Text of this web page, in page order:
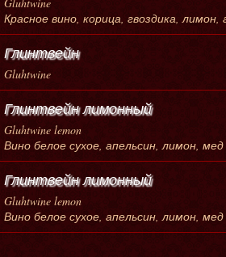
Красное вино, корица, гвоздика, лимон,
Глинтвейн
Gluhtwine
Глинтвейн лимонный
Gluhtwine lemon
Вино белое сухое, апельсин, лимон,
Глинтвейн лимонный
Gluhtwine lemon
Вино белое сухое, апельсин, лимон,